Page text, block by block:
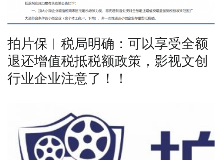
拍片保︱税局明确：可以享受全额
退还增值税抵税额政策，影视文创
行业企业注意了！！